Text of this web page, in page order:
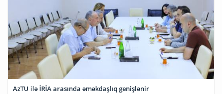
AzTU ilə İRİA arasında əməkdaşlıq genişlənir